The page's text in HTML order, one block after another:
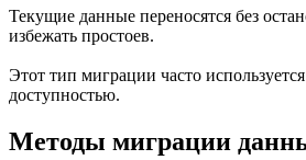
Текущие данные переносятся без
избежать простоев.
Этот тип миграции часто
доступностью.
Методы миграции